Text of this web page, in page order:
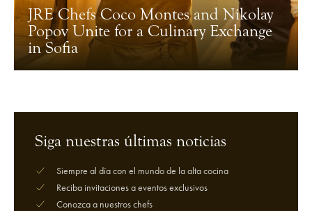
JRE Chefs Coco Montes and Nikolay
Popov Unite for a Culinary Exchange
in Sofia
Siga nuestras últimas noticias
Siempre al día con el mundo de la alta cocina
Reciba invitaciones a eventos exclusivos
Conozca a nuestros chefs